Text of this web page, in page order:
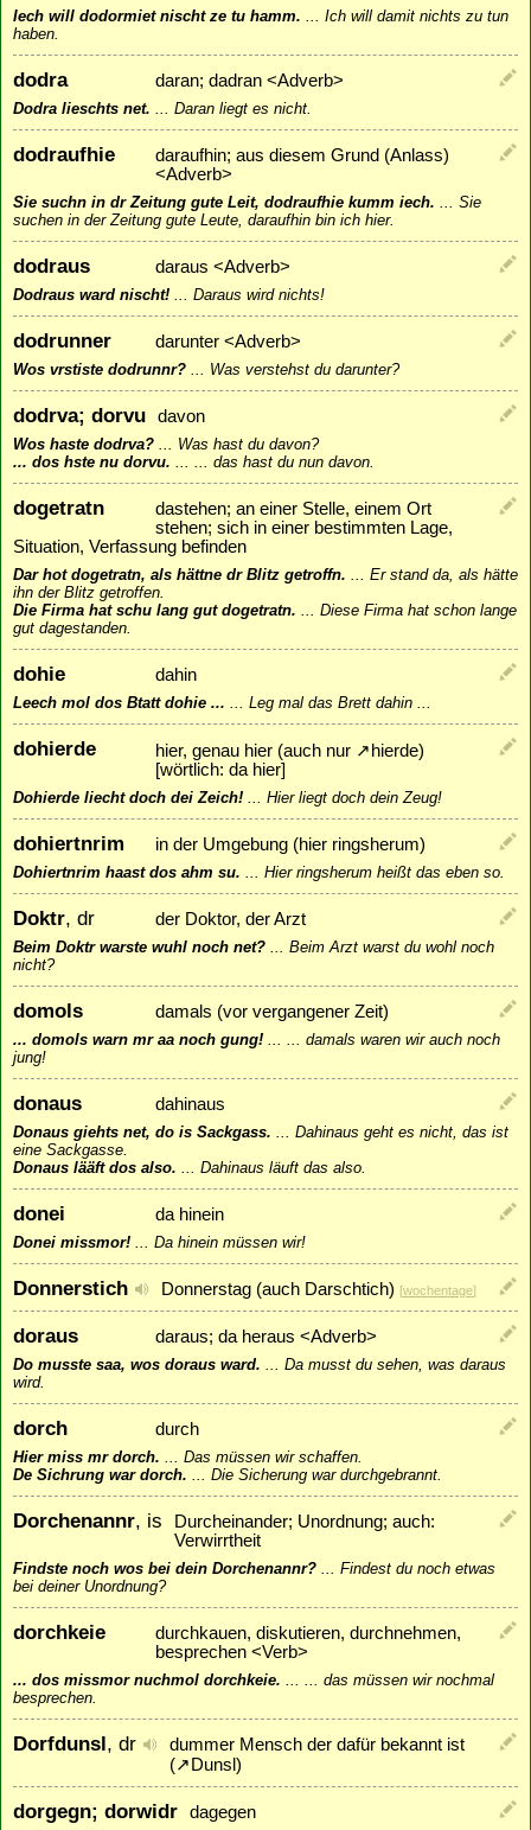
Iech will dodormiet nischt ze tu hamm.
Ich will damit nichts zu tun
haben.
dodra daran; dadran <Adverb>
Dodra lieschts net. Daran liegt es nicht.
dodraufhie
daraufhin; aus diesem Grund (Anlass)
<Adverb>
Sie suchn in dr Zeitung gute Leit, dodraufhie kumm iech.
Sie
suchen in der Zeitung gute Leute, daraufhin bin ich hier.
dodraus daraus <Adverb>
Dodraus ward nischt! Daraus wird nichts!
dodrunner darunter <Adverb>
Wos vrstiste dodrunnr? Was verstehst du darunter?
dodrva; dorvu davon
Wos haste dodrva?
Was hast du davon?
... dos hste nu dorvu.
... das hast du nun davon.
dogetratn
dastehen; an einer Stelle, einem Ort
stehen; sich in einer bestimmten Lage,
Situation, Verfassung befinden
Dar hot dogetratn, als hättne dr Blitz getroffn.
Er stand da, als hätte
ihn der Blitz getroffen.
Die Firma hat schu lang gut dogetratn.
Diese Firma hat schon lange
gut dagestanden.
dohie dahin
Leech mol dos Btatt dohie ... Leg mal das Brett dahin ...
dohierde hier, genau hier (auch nur ↗ hierde)
[wörtlich: da hier]
Dohierde liecht doch dei Zeich! Hier liegt doch dein Zeug!
dohiertnrim in der Umgebung (hier ringsherum)
Dohiertnrim haast dos ahm su. Hier ringsherum heißt das eben so.
Doktr, dr der Doktor, der Arzt
Beim Doktr warste wuhl noch net?
Beim Arzt warst du wohl noch
nicht?
domols damals (vor vergangener Zeit)
... domols warn mr aa noch gung!
... damals waren wir auch noch
jung!
donaus dahinaus
Donaus giehts net, do is Sackgass.
Dahinaus geht es nicht, das ist
eine Sackgasse.
Donaus lääft dos also.
Dahinaus läuft das also.
donei da hinein
Donei missmor! Da hinein müssen wir!
Donnerstich Donnerstag (auch Darschtich) [wochentage]
doraus daraus; da heraus <Adverb>
Do musste saa, wos doraus ward.
Da musst du sehen, was daraus
wird.
dorch durch
Hier miss mr dorch.
Das müssen wir schaffen.
De Sichrung war dorch.
Die Sicherung war durchgebrannt.
Dorchenannr, is
Durcheinander; Unordnung; auch:
Verwirrtheit
Findste noch wos bei dein Dorchenannr?
Findest du noch etwas
bei deiner Unordnung?
dorchkeie
durchkauen, diskutieren, durchnehmen,
besprechen <Verb>
... dos missmor nuchmol dorchkeie.
... das müssen wir nochmal
besprechen.
Dorfdunsl, dr
dummer Mensch der dafür bekannt ist
(↗ Dunsl )
dorgegn; dorwidr dagegen